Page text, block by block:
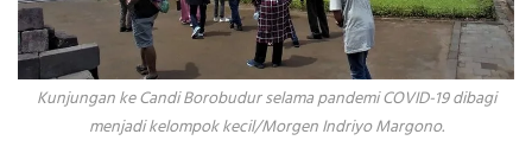
Kunjungan ke Candi Borobudur selama pandemi COVID-19 dibagi
menjadi kelompok kecil/Morgen Indriyo Margono.